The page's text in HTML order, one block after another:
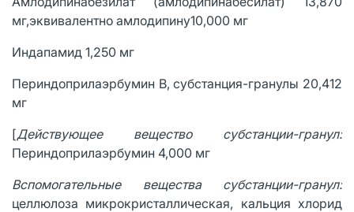
мг,эквивалентно амлодипину10,000 мг
Индапамид 1,250 мг
Периндоприлаэрбумин В, субстанция-гранулы 20,412
мг
[Действующее вещество субстанции-гранул:
Периндоприлаэрбумин 4,000 мг
Вспомогательные вещества субстанции-гранул:
целлюлоза микрокристаллическая, кальция хлорид